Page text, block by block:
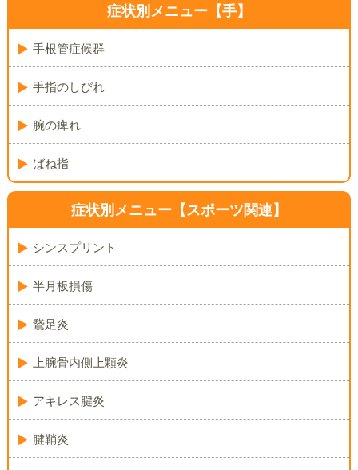
症状別メニュー【手】
手根管症候群
手指のしびれ
腕の痺れ
ばね指
症状別メニュー 【スポーツ関連】
シンスプリント
半月板損傷
鵞足炎
上腕骨内側上顆炎
アキレス腱炎
腱鞘炎